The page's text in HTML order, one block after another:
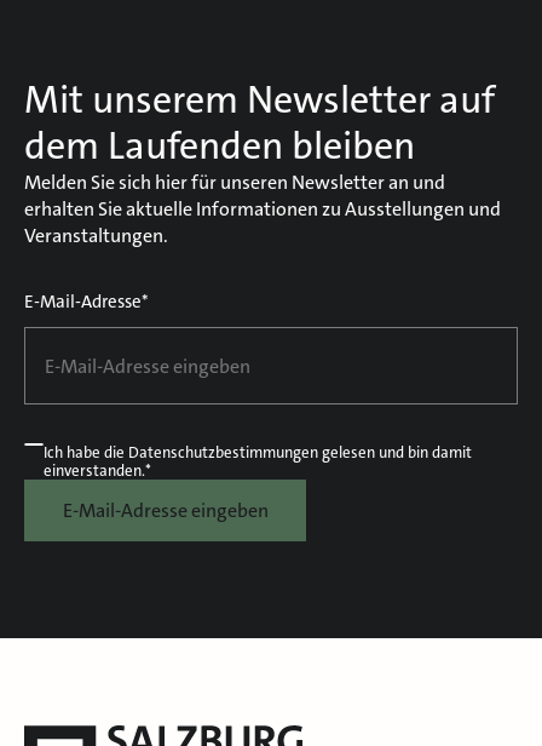
Mit unserem Newsletter auf
dem Laufenden bleiben
Melden Sie sich hier für unseren Newsletter an und
erhalten Sie aktuelle Informationen zu Ausstellungen und
Veranstaltungen.
E-Mail-Adresse*
Ich habe die Datenschutzbestimmungengelesen und bin damit
einverstanden.*
E-Mail-Adresse eingeben